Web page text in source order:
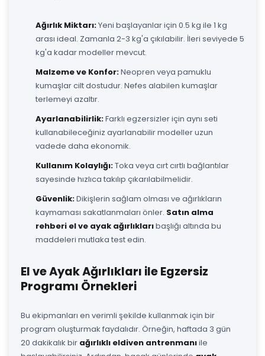
Ağırlık Miktarı:Yeni başlayanlar için 0.5 kg ile 1 kg
arası ideal. Zamanla 2-3 kg'a çıkılabilir. İleri seviyede 5
kg'a kadar modeller mevcut.
Malzeme ve Konfor:Neopren veya pamuklu
kumaşlar cilt dostudur. Nefes alabilen kumaşlar
terlemeyi azaltır.
Ayarlanabilirlik:Farklı egzersizler için aynı seti
kullanabileceğiniz ayarlanabilir modeller uzun
vadede daha ekonomik.
Kullanım Kolaylığı:Toka veya cırt cırtlı bağlantılar
sayesinde hızlıca takılıp çıkarılabilmelidir.
Güvenlik:Dikişlerin sağlam olması ve ağırlıkların
kaymaması sakatlanmaları önler. Satın alma
rehberi el ve ayak ağırlıklarıbaşlığı altında bu
maddeleri mutlaka test edin.
El ve Ayak Ağırlıkları ile Egzersiz
Programı Örnekleri
Bu ekipmanları en verimli şekilde kullanmak için bir
program oluşturmak faydalıdır. Örneğin, haftada 3 gün
20 dakikalık bir ağırlıklı eldiven antrenmanıile